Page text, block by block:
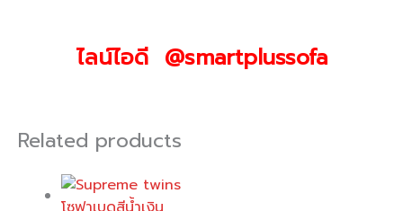
ไลน์ไอดี @smartplussofa
Related products